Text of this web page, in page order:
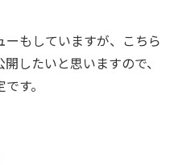
もしていますが、こちら
したいと思いますので、
す。